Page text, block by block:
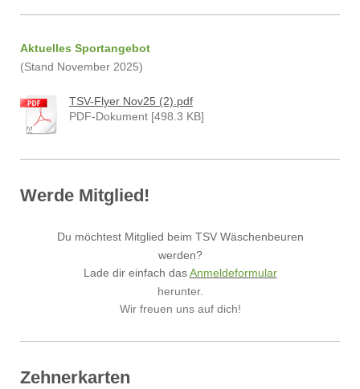
Aktuelles Sportangebot
(Stand November 2025)
TSV-Flyer Nov25 (2).pdf
PDF-Dokument [498.3 KB]
Werde Mitglied!
Du möchtest Mitglied beim TSV Wäschenbeuren
werden?
Lade dir einfach das Anmeldeformular
herunter.
Wir freuen uns auf dich!
Zehnerkarten